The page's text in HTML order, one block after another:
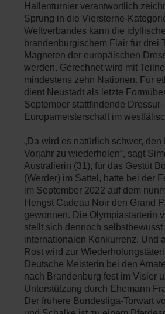
Hallenturnier verantwortlich
Sprung in die Viersterne-
Weltverbandes kann die
brandenburgischem Flair für drei
Magneten der europäischen
werden. Gerechnet wird mit
mindestens zehn Nationen. Für
dient Neustadt als letzte
September stattfindende Dressur-
Europameisterschaft im
„Da wird es natürlich schwer, den
Vorjahr zu wiederholen“, sagt
Australierin (31), für das Gestüt
(Werder) im Sattel, hatte bei der
im September 2022 auf dem
Hengst Cadeau Noir den Grand
gewonnen. Die Olympiastarterin
stellt sich dennoch selbstbewusst
internationalen Konkurrenz. Und
Rost wird zur
Deutsche Meisterin bei den
nach Brandenburg fest im Visier
Unterstützung durch Ehemann
Der frühere Bundesliga-Torwart